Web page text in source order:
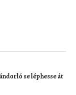
se léphesse át